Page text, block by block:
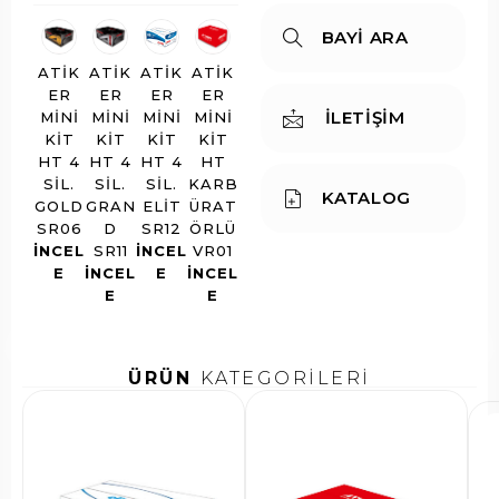
ATIK
ER
MINI
KIT
HT 4
SIL.
GOLD
SR06
INCEL
E
ATIK
ER
MINI
KIT
HT 4
SIL.
GRAN
D
SR11
INCEL
E
ATIK
ER
MINI
KIT
HT 4
SIL.
ELIT
SR12
INCEL
E
ATIK
ER
MINI
KIT
HT
KARB
ÜRAT
ÖRLÜ
VR01
INCEL
E
BAYİ ARA
İLETİŞİM
KATALOG
ÜRÜN KATEGORİLERİ